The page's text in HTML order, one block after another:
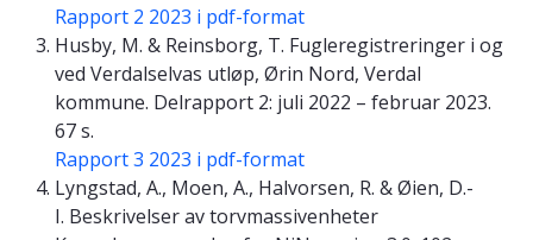
Rapport 2 2023 i pdf-format
Husby, M. & Reinsborg, T. Fugleregistreringer i og
ved Verdalselvas utløp, Ørin Nord, Verdal
kommune. Delrapport 2: juli 2022 – februar 2023.
67 s.
Rapport 3 2023 i pdf-format
Lyngstad, A., Moen, A., Halvorsen, R. & Øien, D.-
I. Beskrivelser av torvmassivenheter